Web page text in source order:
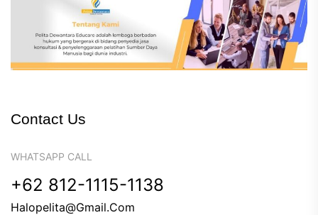
Contact Us
WHATSAPP CALL
+62 812-1115-1138
Halopelita@gmail.com